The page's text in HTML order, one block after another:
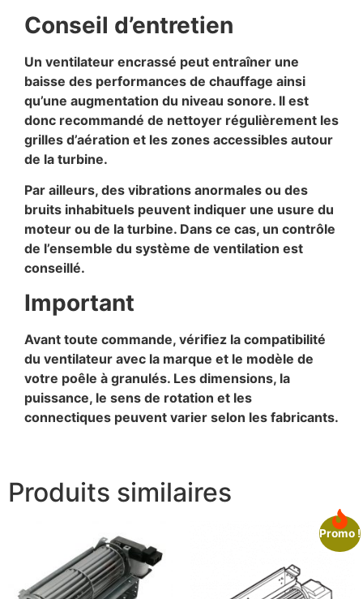
Conseil d’entretien
Un ventilateur encrassé peut entraîner une
baisse des performances de chauffage ainsi
qu’une augmentation du niveau sonore. Il est
donc recommandé de nettoyer régulièrement les
grilles d’aération et les zones accessibles autour
de la turbine.
Par ailleurs, des vibrations anormales ou des
bruits inhabituels peuvent indiquer une usure du
moteur ou de la turbine. Dans ce cas, un contrôle
de l’ensemble du système de ventilation est
conseillé.
Important
Avant toute commande, vérifiez la compatibilité
du ventilateur avec la marque et le modèle de
votre poêle à granulés. Les dimensions, la
puissance, le sens de rotation et les
connectiques peuvent varier selon les fabricants.
Produits similaires
Promo !